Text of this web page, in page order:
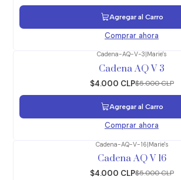
Agregar al Carro
Comprar ahora
Cadena-AQ-V-3 Marie's
Cadena AQ V 3
$4.000 CLP$5.000 CLP
Agregar al Carro
Comprar ahora
Cadena-AQ-V-16|Marie's
Cadena AQ V 16
$4.000 CLP$5.000 CLP